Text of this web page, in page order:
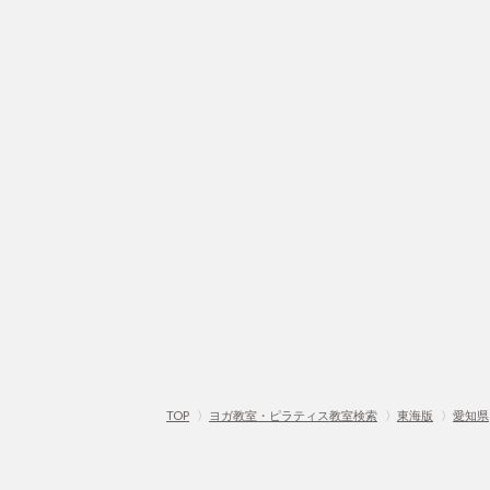
TOP 〉 ヨガ教室・ピラティス教室検索 〉 東海版 〉 愛知県